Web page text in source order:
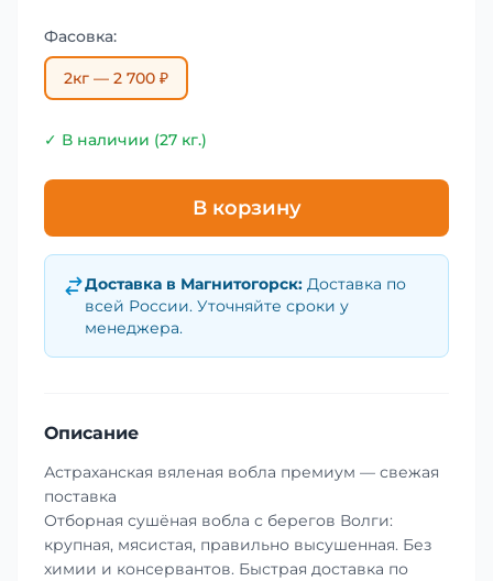
Фасовка:
2кг — 2 700 ₽
✓ В наличии (27 кг.)
В корзину
Доставка в Магнитогорск: Доставка по
всей России. Уточняйте сроки у
менеджера.
Описание
Астраханская вяленая вобла премиум — свежая
поставка
Отборная сушёная вобла с берегов Волги:
крупная, мясистая, правильно высушенная. Без
химии и консервантов. Быстрая доставка по